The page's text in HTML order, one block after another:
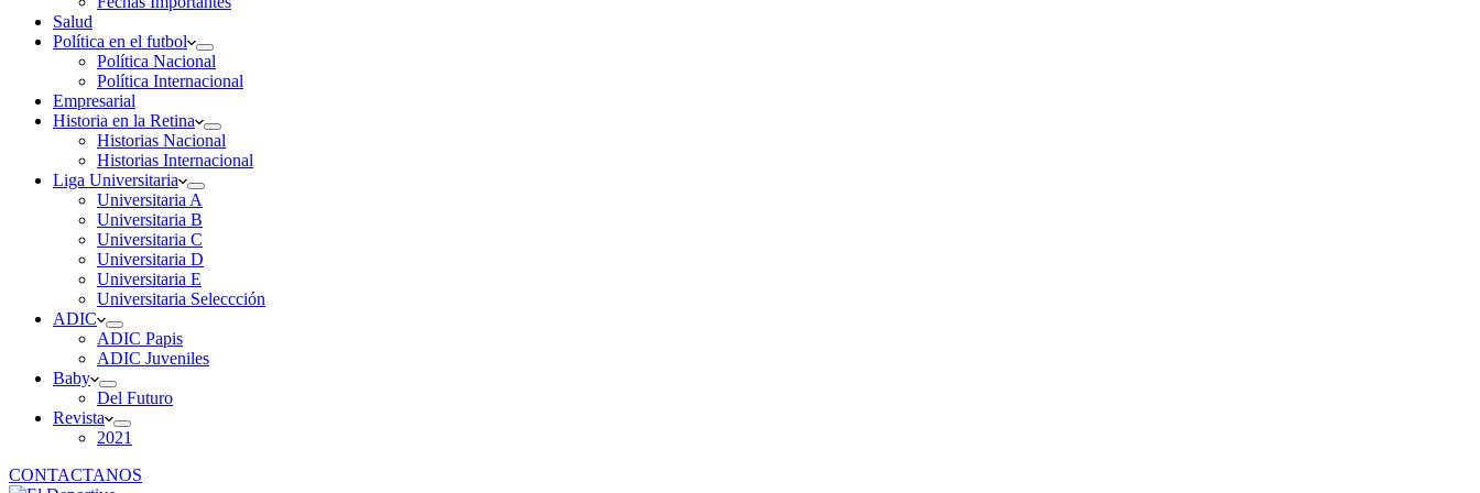
Salud
Política en el futbol
Política Nacional
Política Internacional
Empresarial
Historia en la Retina
Historias Nacional
Historias Internacional
Liga Universitaria
Universitaria A
Universitaria B
Universitaria C
Universitaria D
Universitaria E
Universitaria Seleccción
ADIC
ADIC Papis
ADIC Juveniles
Baby
Del Futuro
Revista
2021
CONTACTANOS